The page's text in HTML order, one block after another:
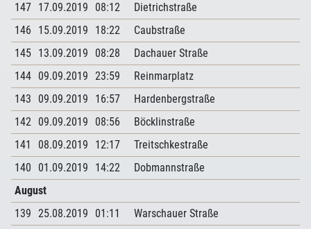
147 17.09.2019 08:12
Dietrichstraße
146
15.09.2019 18:22
Caubstraße
145 13.09.2019 08:28
Dachauer Straße
144 09.09.2019 23:59
Reinmarplatz
143
09.09.2019 16:57
Hardenbergstraße
142 09.09.2019 08:56
Böcklinstraße
141
08.09.2019 12:17
Treitschkestraße
140
01.09.2019 14:22
Dobmannstraße
August
139 25.08.2019 01:11
Warschauer Straße